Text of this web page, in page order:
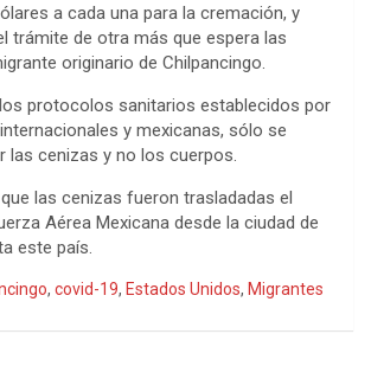
a cada una para la cremación, y
trámite de otra más que espera las
originario de Chilpancingo.
protocolos sanitarios establecidos por
y mexicanas, sólo se
las cenizas y no los cuerpos.
las cenizas fueron trasladadas el
Aérea Mexicana desde la ciudad de
este país.
, covid-19, Estados Unidos, Migrantes